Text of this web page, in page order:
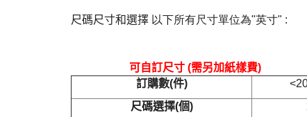
尺碼尺寸和選擇 以下所有尺寸單位為"英寸" :
可自訂尺寸 (需另加紙樣費)
訂購數(件)
尺碼選擇(個)